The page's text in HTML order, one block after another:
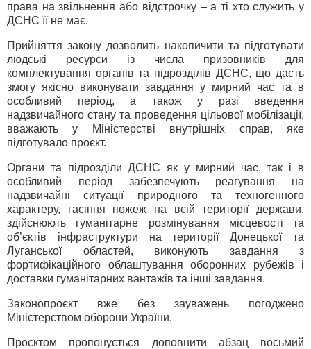
права на звільнення або відстрочку – а ті хто служить у
ДСНС її не має.
Прийняття закону дозволить накопичити та підготувати
людські ресурси із числа призовників для
комплектування органів та підрозділів ДСНС, що дасть
змогу якісно виконувати завдання у мирний час та в
особливий період, а також у разі введення
надзвичайного стану та проведення цільової мобілізації,
вважають у Міністерстві внутрішніх справ, яке
підготувало проєкт.
Органи та підрозділи ДСНС як у мирний час, так і в
особливий період забезпечують реагування на
надзвичайні ситуації природного та техногенного
характеру, гасіння пожеж на всій території держави,
здійснюють гуманітарне розмінування місцевості та
об’єктів інфраструктури на території Донецької та
Луганської областей, виконують завдання з
фортифікаційного облаштування оборонних рубежів і
доставки гуманітарних вантажів та інші завдання.
Законопроєкт вже без зауважень погоджено
Міністерством оборони України.
Проєктом пропонується доповнити абзац восьмий